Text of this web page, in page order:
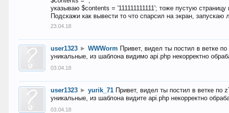
указываю $contents = '111111111111'; тоже пустую страницу
Подскажи как вывести то что спарсил на экран, запускаю
23.04.18
user1323 ► WWWorm Привет, видел ты постил в ветке
уникальные, из шаблона видимо api.php некорректно
03.04.18
user1323 ► yurik_71 Привет, видел ты постил в ветке по
уникальные, из шаблона видите api.php некорректно
03.04.18